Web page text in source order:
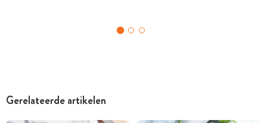
Gerelateerde artikelen